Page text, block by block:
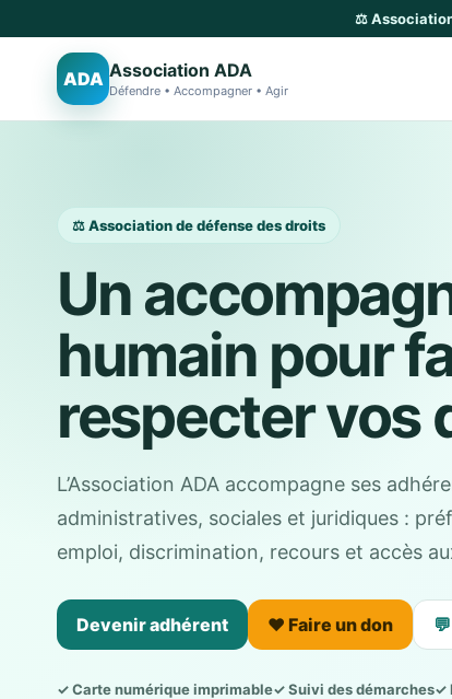
⚖️
ADA Association ADA
Défendre • Accompagner • Agir
⚖️ Association de défense des droits
Un
humain pour
respecter vos
L’Association ADA accompagne ses
administratives, sociales et juridiques :
emploi, discrimination, recours et accès
Devenir adhérent ❤️ Faire un don
✓ Carte numérique imprimable✓ Suivi des démarches✓